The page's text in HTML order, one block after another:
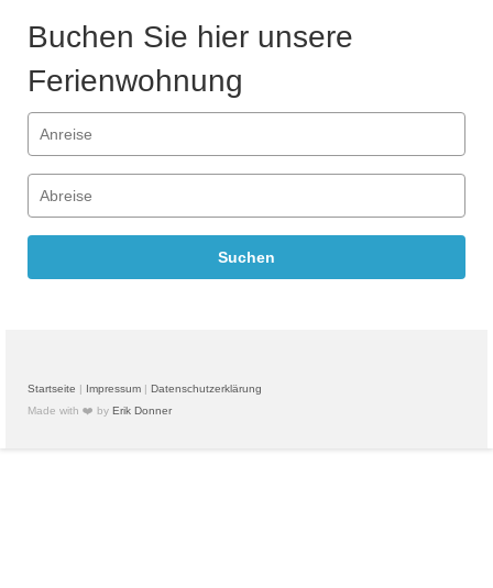
Buchen Sie hier unsere
Ferienwohnung
Startseite | Impressum | Datenschutzerklärung
Made with ❤️ by Erik Donner